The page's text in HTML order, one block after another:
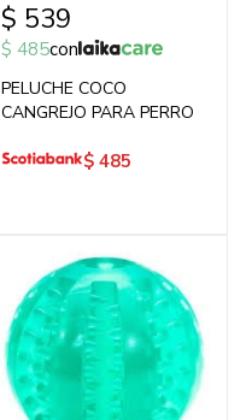
$ 539
$ 485con
PELUCHE COCO
CANGREJO PARA PERRO
$ 485